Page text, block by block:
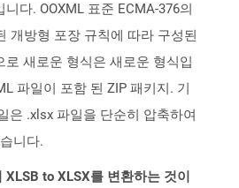
다. OOXML 표준 ECMA-376의
개방형 포장 규칙에 따라 구성된
로 새로운 형식은 새로운 형식입
파일이 포함 된 ZIP 패키지. 기
은 .xlsx 파일을 단순히 압축하여
니다.
XLSB to XLSX를 변환하는 것이